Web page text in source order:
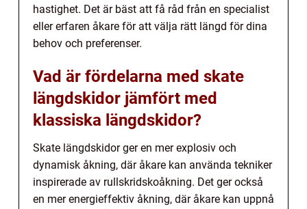
hastighet. Det är bäst att få råd från en specialist
eller erfaren åkare för att välja rätt längd för dina
behov och preferenser.
Vad är fördelarna med skate
längdskidor jämfört med
klassiska längdskidor?
Skate längdskidor ger en mer explosiv och
dynamisk åkning, där åkare kan använda tekniker
inspirerade av rullskridskoåkning. Det ger också
en mer energieffektiv åkning, där åkare kan uppnå